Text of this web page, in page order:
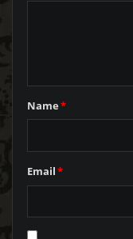
Name*
Email*